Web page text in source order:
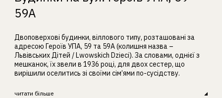
59А
Двоповерхові будинки, віллового типу, розташовані за
адресою Героїв УПА, 59 та 59А (колишня назва –
Львівських Дітей / Lwowskich Dzieci). За словами, однієї з
мешканок, їх звели в 1936 році, для двох сестер, що
вирішили оселитись зі своїми сім’ями по-сусідству.
читати більше